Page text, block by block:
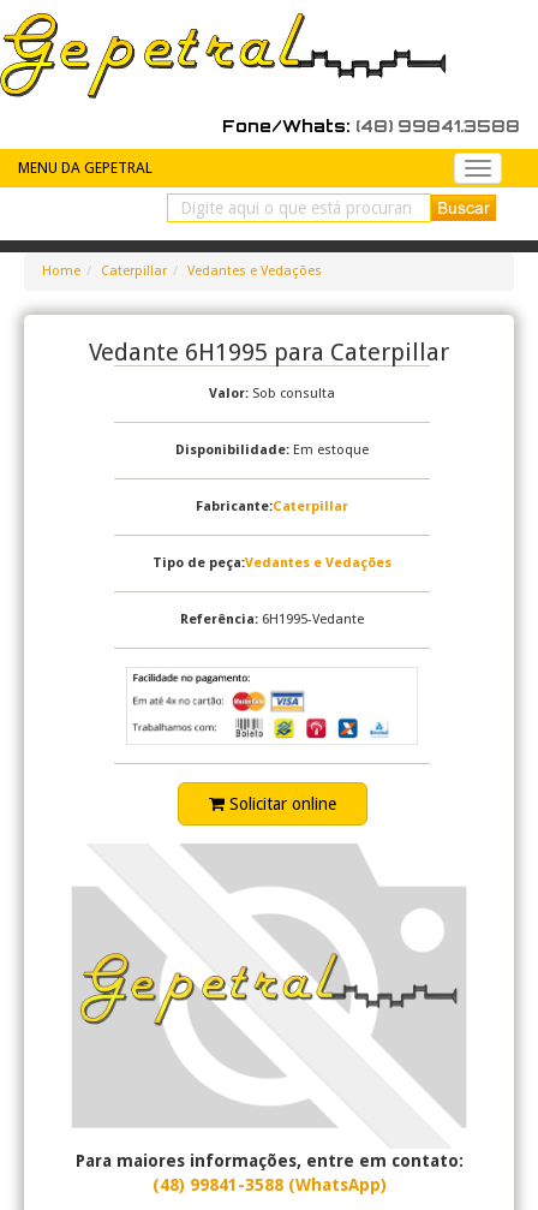
Fone/Whats: (48) 99841.3588
MENU DA GEPETRAL
Peças
de
Home Caterpillar Vedantes e Vedações
Vedante 6H1995 para Caterpillar
Valor: Sob consulta
Disponibilidade: Em estoque
Fabricante:Caterpillar
Tipo de peça:Vedantes e Vedações
Referência: 6H1995-Vedante
Solicitar online
Para maiores informações, entre em contato:
(48) 99841-3588 (WhatsApp)